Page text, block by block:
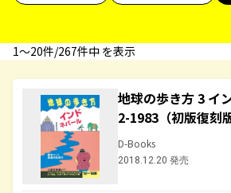
1〜20件/267件中 を表示
地球の歩き方 3 イ
2-1983（初版復刻版
D-Books
2018.12.20 発売